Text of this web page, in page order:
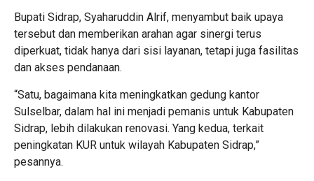
Bupati Sidrap, Syaharuddin Alrif, menyambut baik upaya
tersebut dan memberikan arahan agar sinergi terus
diperkuat, tidak hanya dari sisi layanan, tetapi juga fasilitas
dan akses pendanaan.
“Satu, bagaimana kita meningkatkan gedung kantor
Sulselbar, dalam hal ini menjadi pemanis untuk Kabupaten
Sidrap, lebih dilakukan renovasi. Yang kedua, terkait
peningkatan KUR untuk wilayah Kabupaten Sidrap,”
pesannya.